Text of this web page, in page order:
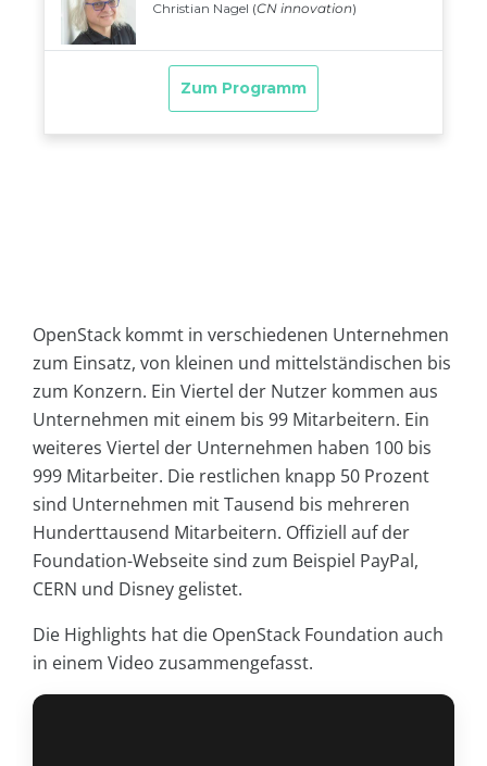
OpenStack kommt in verschiedenen Unternehmen
zum Einsatz, von kleinen und mittelständischen bis
zum Konzern. Ein Viertel der Nutzer kommen aus
Unternehmen mit einem bis 99 Mitarbeitern. Ein
weiteres Viertel der Unternehmen haben 100 bis
999 Mitarbeiter. Die restlichen knapp 50 Prozent
sind Unternehmen mit Tausend bis mehreren
Hunderttausend Mitarbeitern. Offiziell auf der
Foundation-Webseite sind zum Beispiel PayPal,
CERN und Disney gelistet.
Die Highlights hat die OpenStack Foundation auch
in einem Video zusammengefasst.